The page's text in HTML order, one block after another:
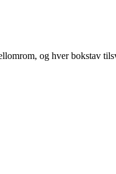
og hver bokstav